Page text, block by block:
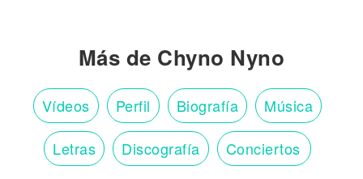
Más de Chyno Nyno
Vídeos Perfil Biografía Música
Letras Discografía Conciertos